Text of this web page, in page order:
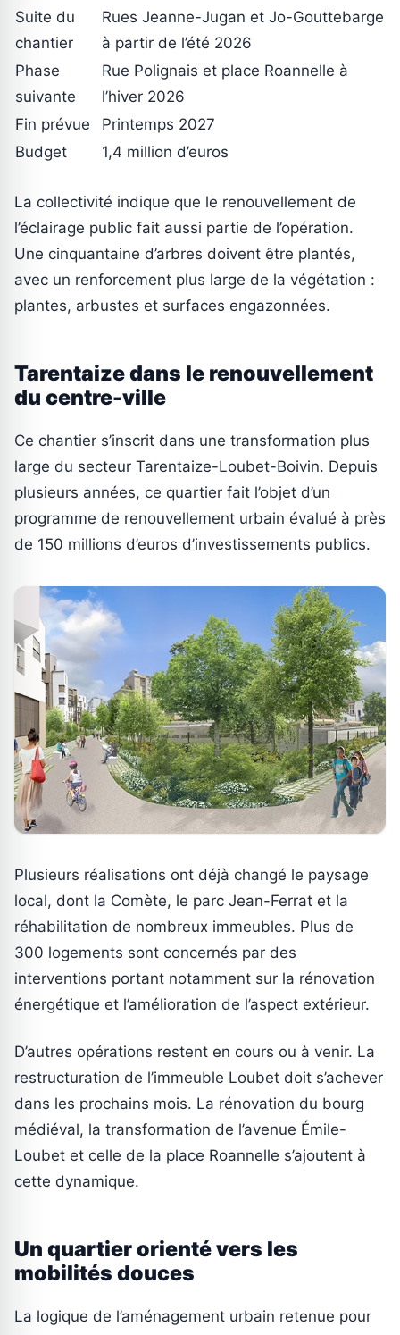
Suite du
chantier
Rues Jeanne-Jugan et Jo-Gouttebarge
à partir de l’été 2026
Phase
suivante
Rue Polignais et place Roannelle à
l’hiver 2026
Fin prévue
Printemps 2027
Budget
1,4 million d’euros
La collectivité indique que le renouvellement de
l’éclairage public fait aussi partie de l’opération.
Une cinquantaine d’arbres doivent être plantés,
avec un renforcement plus large de la végétation :
plantes, arbustes et surfaces engazonnées.
Tarentaize dans le renouvellement
du centre-ville
Ce chantier s’inscrit dans une transformation plus
large du secteur Tarentaize-Loubet-Boivin. Depuis
plusieurs années, ce quartier fait l’objet d’un
programme de renouvellement urbain évalué à près
de 150 millions d’euros d’investissements publics.
Plusieurs réalisations ont déjà changé le paysage
local, dont la Comète, le parc Jean-Ferrat et la
réhabilitation de nombreux immeubles. Plus de
300 logements sont concernés par des
interventions portant notamment sur la rénovation
énergétique et l’amélioration de l’aspect extérieur.
D’autres opérations restent en cours ou à venir. La
restructuration de l’immeuble Loubet doit s’achever
dans les prochains mois. La rénovation du bourg
médiéval, la transformation de l’avenue Émile-
Loubet et celle de la place Roannelle s’ajoutent à
cette dynamique.
Un quartier orienté vers les
mobilités douces
La logique de l’aménagement urbain retenue pour